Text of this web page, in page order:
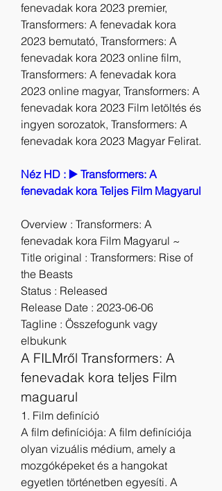
fenevadak kora 2023 premier,
Transformers: A fenevadak kora
2023 bemutató, Transformers: A
fenevadak kora 2023 online film,
Transformers: A fenevadak kora
2023 online magyar, Transformers: A
fenevadak kora 2023 Film letöltés és
ingyen sorozatok, Transformers: A
fenevadak kora 2023 Magyar Felirat.
Néz HD : ▶️ Transformers: A
fenevadak kora Teljes Film Magyarul
Overview : Transformers: A
fenevadak kora Film Magyarul ~
Title original : Transformers: Rise of
the Beasts
Status : Released
Release Date : 2023-06-06
Tagline : Összefogunk vagy
elbukunk
A FILMről Transformers: A
fenevadak kora teljes Film
maguarul
1. Film definíció
A film definíciója: A film definíciója
olyan vizuális médium, amely a
mozgóképeket és a hangokat
egyetlen történetben egyesíti. A